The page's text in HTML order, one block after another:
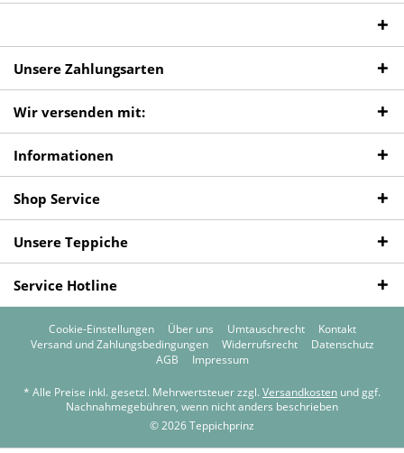
Unsere Zahlungsarten
Wir versenden mit:
Informationen
Shop Service
Unsere Teppiche
Service Hotline
Cookie-Einstellungen Über uns Umtauschrecht
Kontakt
Versand und Zahlungsbedingungen
Widerrufsrecht
Datenschutz
AGB
Impressum
* Alle Preise inkl. gesetzl. Mehrwertsteuer zzgl. Versandkosten und ggf.
Nachnahmegebühren, wenn nicht anders beschrieben
© 2026 Teppichprinz